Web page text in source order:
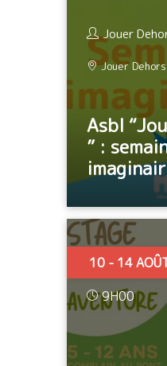
Jouer
Jouer
Asbl
” :
10 - 14
9H00